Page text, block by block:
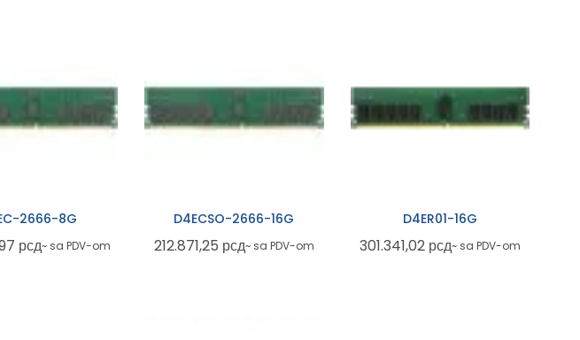
2666-8G
рсд~ sa PDV-om
D4ECSO-2666-16G
212.871,25 рсд~ sa PDV-om
D4ER01-16G
301.341,02 рсд~ sa PDV-om